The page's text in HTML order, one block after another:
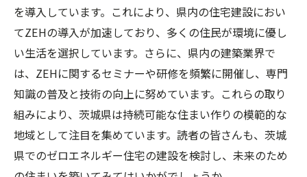
を導入しています。これにより、県内の住宅建設におい
てZEHの導入が加速しており、多くの住民が環境に優し
い生活を選択しています。さらに、県内の建築業界で
は、ZEHに関するセミナーや研修を頻繁に開催し、専門
知識の普及と技術の向上に努めています。これらの取り
組みにより、茨城県は持続可能な住まい作りの模範的な
地域として注目を集めています。読者の皆さんも、茨城
県でのゼロエネルギー住宅の建設を検討し、未来のため